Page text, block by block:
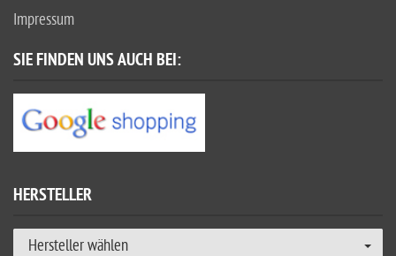
Impressum
SIE FINDEN UNS AUCH BEI:
HERSTELLER
Hersteller wählen